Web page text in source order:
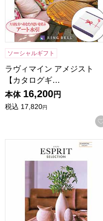
ソーシャルギフト
ラヴィマイン アメジスト
【カタログギ…
本体 16,200円
税込 17,820円
エスプリ クラシカル【カ